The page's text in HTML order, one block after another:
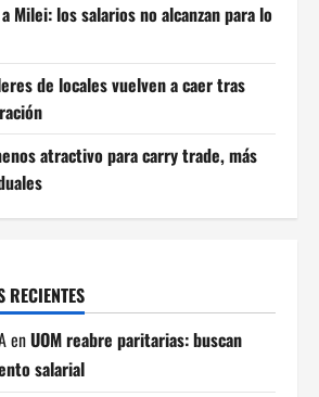
Milei: los salarios no alcanzan para lo
de locales vuelven a caer tras
atractivo para carry trade, más
RECIENTES
enUOM reabre paritarias: buscan
salarial